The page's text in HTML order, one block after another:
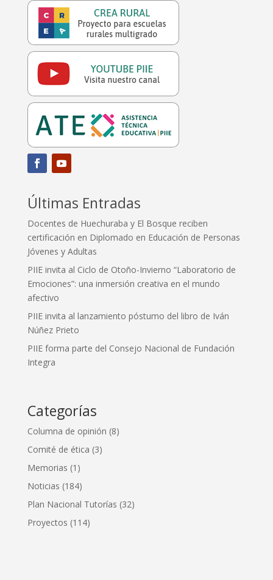
Últimas Entradas
Docentes de Huechuraba y El Bosque reciben
certificación en Diplomado en Educación de Personas
Jóvenes y Adultas
PIIE invita al Ciclo de Otoño-Invierno “Laboratorio de
Emociones”: una inmersión creativa en el mundo
afectivo
PIIE invita al lanzamiento póstumo del libro de Iván
Núñez Prieto
PIIE forma parte del Consejo Nacional de Fundación
Integra
Categorías
Columna de opinión (8)
Comité de ética (3)
Memorias (1)
Noticias (184)
Plan Nacional Tutorías (32)
Proyectos (114)